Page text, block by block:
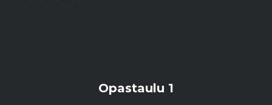
Opastaulu 1